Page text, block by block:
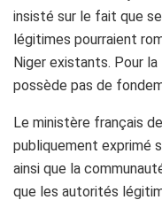
insisté sur le fait que
légitimes pourraient
Niger existants. Pour la
possède pas de
Le ministère français
publiquement exprimé
ainsi que la
que les autorités